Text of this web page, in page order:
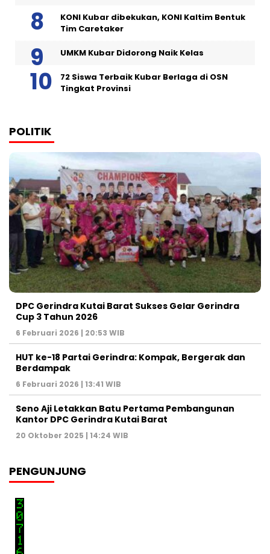
KONI Kubar dibekukan, KONI Kaltim Bentuk
Tim Caretaker
UMKM Kubar Didorong Naik Kelas
72 Siswa Terbaik Kubar Berlaga di OSN
Tingkat Provinsi
POLITIK
DPC Gerindra Kutai Barat Sukses Gelar Gerindra
Cup 3 Tahun 2026
6 Februari 2026 | 20:53 WIB
HUT ke-18 Partai Gerindra: Kompak, Bergerak dan
Berdampak
6 Februari 2026 | 13:41 WIB
Seno Aji Letakkan Batu Pertama Pembangunan
Kantor DPC Gerindra Kutai Barat
20 Oktober 2025 | 14:24 WIB
PENGUNJUNG